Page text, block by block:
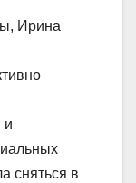
Ирина
и
сняться в